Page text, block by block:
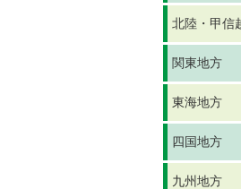
北陸・甲信
関東地方
東海地方
四国地方
九州地方